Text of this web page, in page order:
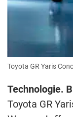
Toyota GR Yaris
Technologie.
Toyota GR